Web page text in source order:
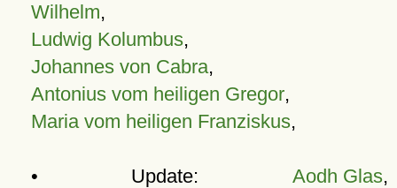
Wilhelm,
Ludwig Kolumbus,
Johannes von Cabra,
Antonius vom heiligen Gregor,
Maria vom heiligen Franziskus,
• Update: Aodh Glas,